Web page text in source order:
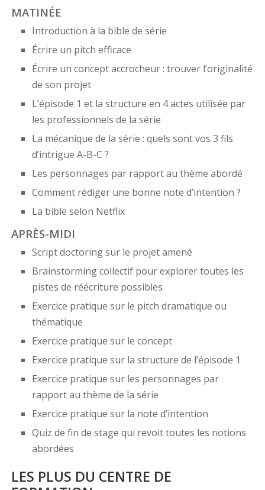
MATINÉE
Introduction à la bible de série
Écrire un pitch efficace
Écrire un concept accrocheur : trouver l’originalité
de son projet
L’épisode 1 et la structure en 4 actes utilisée par
les professionnels de la série
La mécanique de la série : quels sont vos 3 fils
d’intrigue A-B-C ?
Les personnages par rapport au thème abordé
Comment rédiger une bonne note d’intention ?
La bible selon Netflix
APRÈS-MIDI
Script doctoring sur le projet amené
Brainstorming collectif pour explorer toutes les
pistes de réécriture possibles
Exercice pratique sur le pitch dramatique ou
thématique
Exercice pratique sur le concept
Exercice pratique sur la structure de l’épisode 1
Exercice pratique sur les personnages par
rapport au thème de la série
Exercice pratique sur la note d’intention
Quiz de fin de stage qui revoit toutes les notions
abordées
LES PLUS DU CENTRE DE